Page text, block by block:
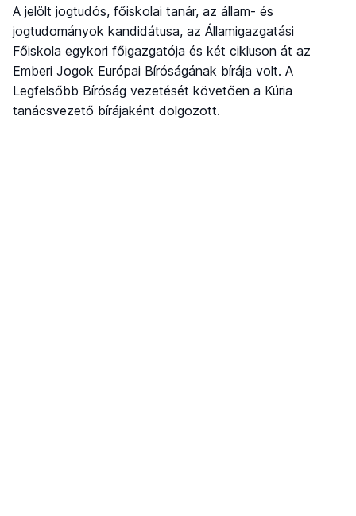
A jelölt jogtudós, főiskolai tanár, az állam- és
jogtudományok kandidátusa, az Államigazgatási
Főiskola egykori főigazgatója és két cikluson át az
Emberi Jogok Európai Bíróságának bírája volt. A
Legfelsőbb Bíróság vezetését követően a Kúria
tanácsvezető bírájaként dolgozott.